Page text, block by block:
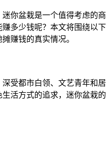
你盆栽是一个值得考虑的商
多少钱呢？本文将围绕以下
赚钱的真实情况。
受都市白领、文艺青年和居
活方式的追求，迷你盆栽的